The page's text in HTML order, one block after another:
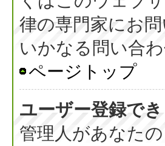
律の専門家にお
いかなる問い合
ページトップ
ユーザー登録でき
管理人があなた